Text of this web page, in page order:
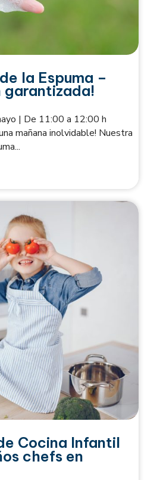
la Espuma –
garantizada!
| De 11:00 a 12:00 h
mañana inolvidable! Nuestra
Cocina Infantil
chefs en